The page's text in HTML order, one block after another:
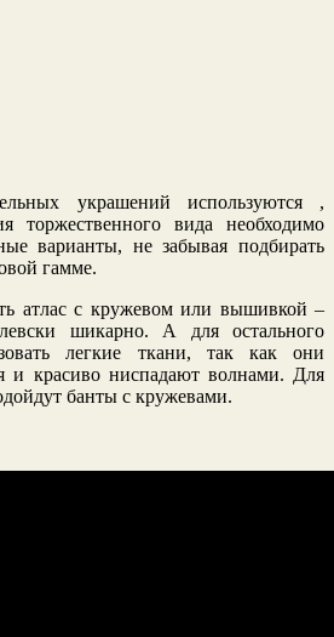
украшений используются ,
торжественного вида необходимо
варианты, не забывая подбирать
гамме.
атлас с кружевом или вышивкой –
шикарно. А для остального
легкие ткани, так как они
и красиво ниспадают волнами. Для
банты с кружевами.